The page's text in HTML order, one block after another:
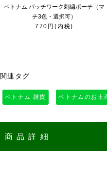
ベトナム パッチワーク刺繍ポーチ（マ
チ3色・選択可）
770円(内税)
関連タグ
ベトナム 雑貨 ベトナムのお土
商品詳細